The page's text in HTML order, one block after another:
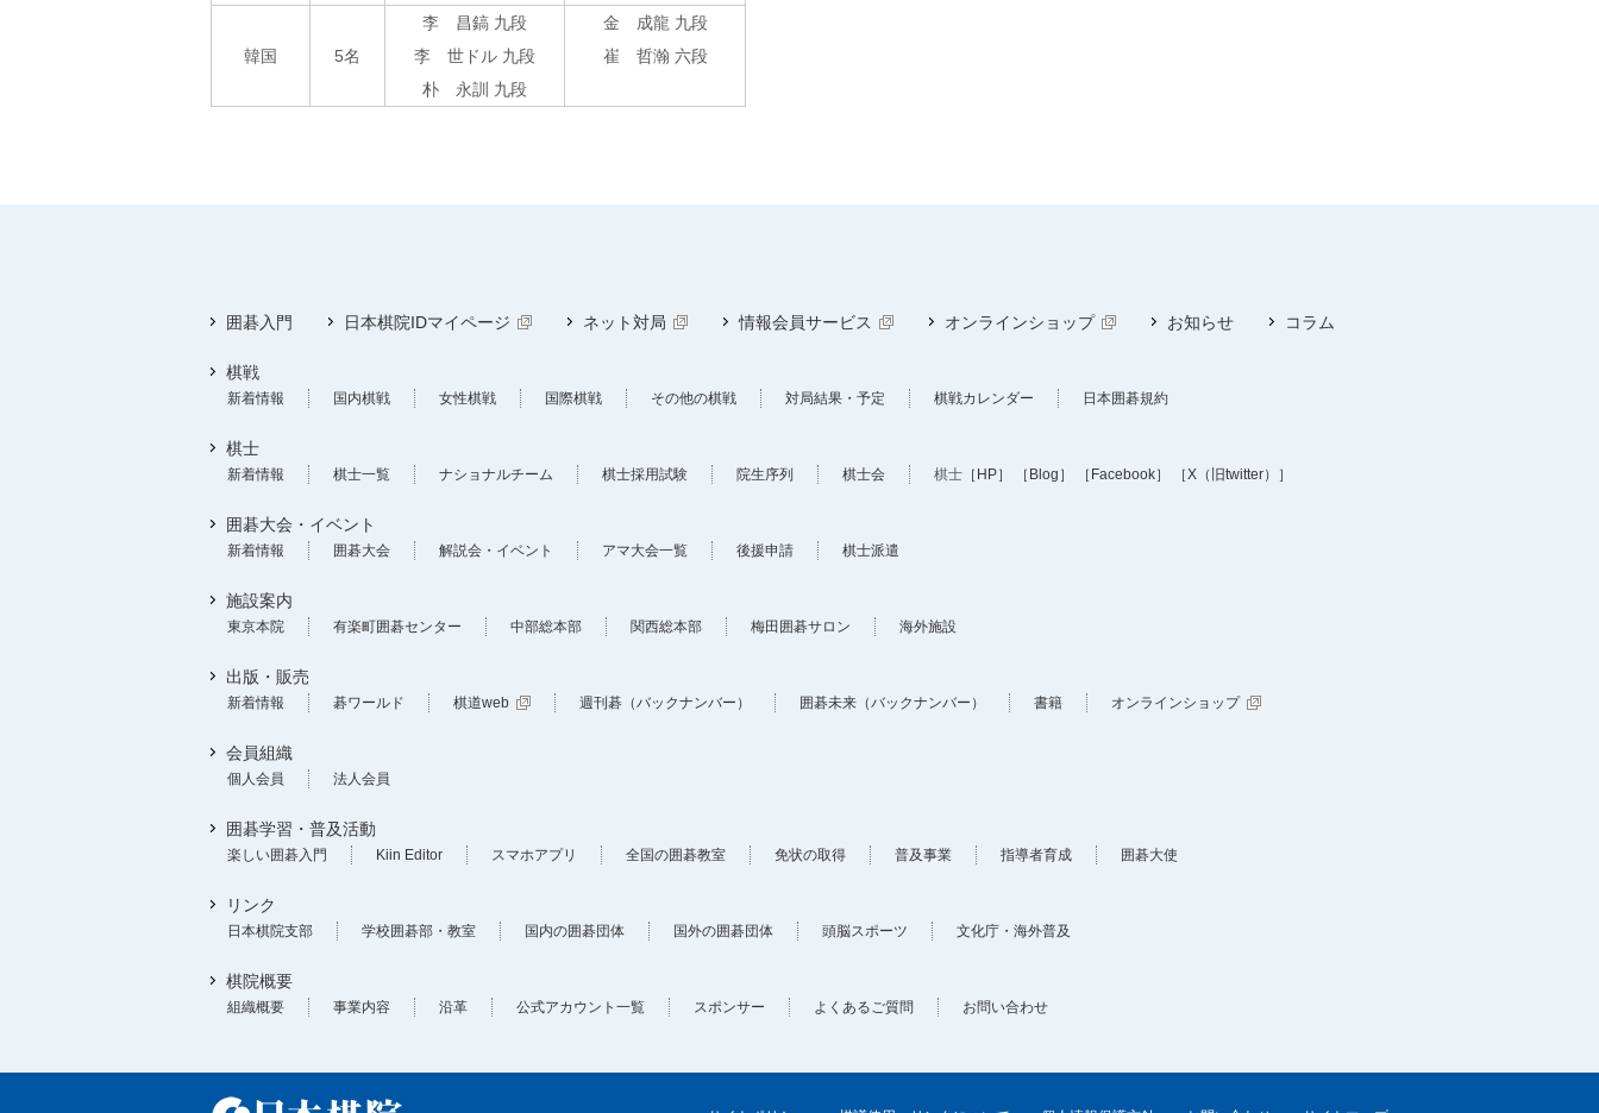
韓国 5名
李 昌鎬 九段
李 世ドル 九段
朴 永訓 九段
金 成龍 九段
崔 哲瀚 六段
囲碁入門 日本棋院IDマイページ ネット対局 情報会員サービス オンラインショップ お知らせ コラム
棋戦
新着情報 国内棋戦 女性棋戦 国際棋戦 その他の棋戦 対局結果・予定 棋戦カレンダー 日本囲碁規約
棋士
新着情報 棋士一覧 ナショナルチーム 棋士採用試験 院生序列 棋士会 棋士 ［HP］ ［Blog］ ［Facebook］ ［X（旧twitter）］
囲碁大会・イベント
新着情報 囲碁大会 解説会・イベント アマ大会一覧 後援申請 棋士派遣
施設案内
東京本院 有楽町囲碁センター 中部総本部 関西総本部 梅田囲碁サロン 海外施設
出版・販売
新着情報 碁ワールド 棋道web 週刊碁（バックナンバー） 囲碁未来（バックナンバー） 書籍 オンラインショップ
会員組織
個人会員 法人会員
囲碁学習・普及活動
楽しい囲碁入門 Kiin Editor スマホアプリ 全国の囲碁教室 免状の取得 普及事業 指導者育成 囲碁大使
リンク
日本棋院支部 学校囲碁部・教室 国内の囲碁団体 国外の囲碁団体 頭脳スポーツ 文化庁・海外普及
棋院概要
組織概要 事業内容 沿革 公式アカウント一覧 スポンサー よくあるご質問 お問い合わせ